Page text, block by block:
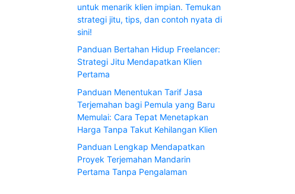
untuk menarik klien impian. Temukan
strategi jitu, tips, dan contoh nyata di
sini!
Panduan Bertahan Hidup Freelancer:
Strategi Jitu Mendapatkan Klien
Pertama
Panduan Menentukan Tarif Jasa
Terjemahan bagi Pemula yang Baru
Memulai: Cara Tepat Menetapkan
Harga Tanpa Takut Kehilangan Klien
Panduan Lengkap Mendapatkan
Proyek Terjemahan Mandarin
Pertama Tanpa Pengalaman